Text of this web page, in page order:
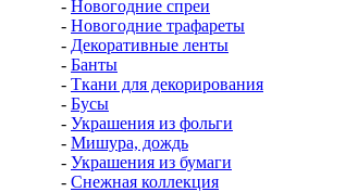
- Новогодние спреи
- Новогодние трафареты
- Декоративные ленты
- Банты
- Ткани для декорирования
- Бусы
- Украшения из фольги
- Мишура, дождь
- Украшения из бумаги
- Снежная коллекция